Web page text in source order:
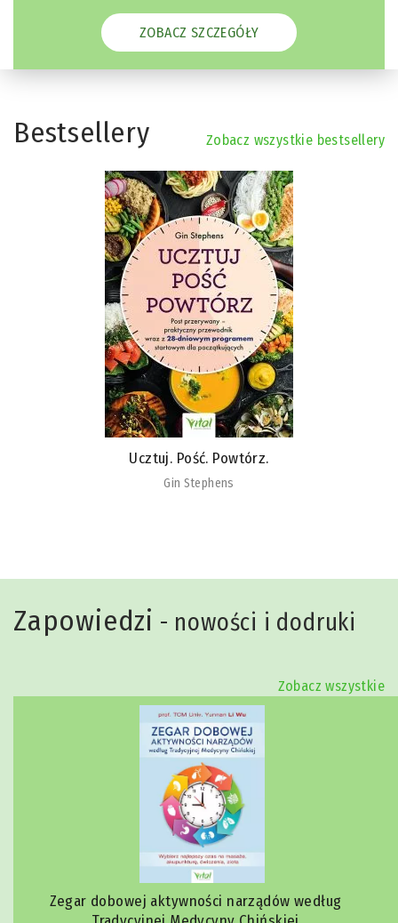
ZOBACZ SZCZEGÓŁY
Bestsellery Zobacz wszystkie bestsellery
Ucztuj. Pość. Powtórz.
Gin Stephens
Zapowiedzi - nowości i dodruki
Zobacz wszystkie
Zegar dobowej aktywności narządów według